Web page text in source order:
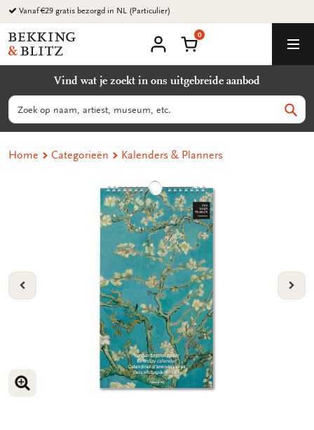
Ga
naar
content
Vanaf €29 gratis bezorgd in NL (Particulier)
Bekking
&
B.V.
account
Winkelmand
0
Vind wat je zoekt in ons uitgebreide aanbod
Zoeken
Home Categorieën Kalenders & Planners
VORIGE
VERGROOT AFBEELDING
VERGROOT AFBEELDING